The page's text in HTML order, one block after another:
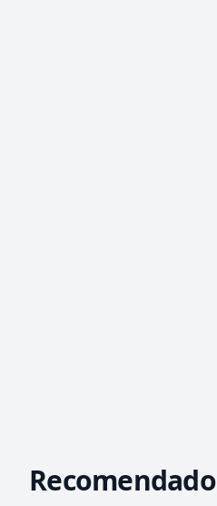
Recomendado